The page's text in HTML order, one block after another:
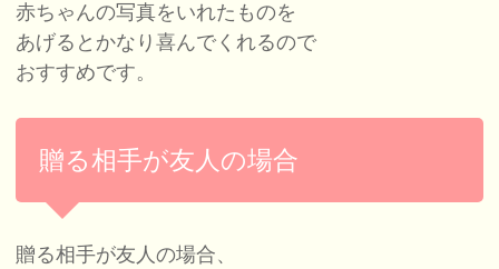
赤ちゃんの写真をいれたものを
あげるとかなり喜んでくれるので
おすすめです。
贈る相手が友人の場合
贈る相手が友人の場合、